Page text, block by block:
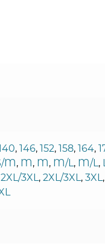
, 146, 152, 158, 164,
M, M, M, M/L, M/L,
2XL/3XL, 2XL/3XL, 3XL,